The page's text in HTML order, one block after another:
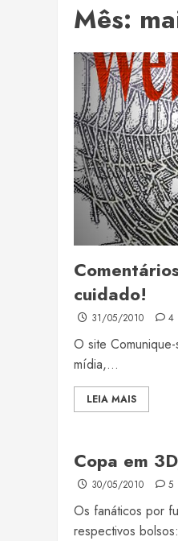
Mês:
cuidado!
31/05/2010 4
O site
mídia,...
LEIA MAIS
Copa em
30/05/2010 5
Os fanáticos por
respectivos